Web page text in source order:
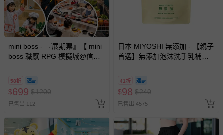
mini boss - 『展期票』【 mini
boss 職感 RPG 模擬城@信義
換，依現場梯次安排入場，逾
期作廢) (兒童票(2歲以上)贈一
名陪伴成人)
58折
$699 $1200
已售出 112
日本 MIYOSHI 無添加 - 【親子
首選】無添加泡沫洗手乳補充
41折
$98 $240
已售出 4575